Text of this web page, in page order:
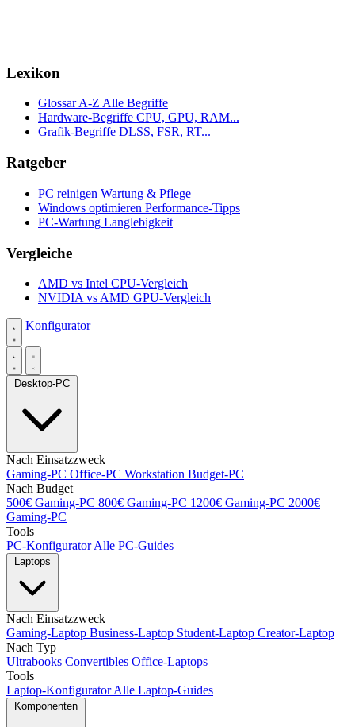
Lexikon
Glossar A-Z Alle Begriffe
Hardware-Begriffe CPU, GPU, RAM...
Grafik-Begriffe DLSS, FSR, RT...
Ratgeber
PC reinigen Wartung & Pflege
Windows optimieren Performance-Tipps
PC-Wartung Langlebigkeit
Vergleiche
AMD vs Intel CPU-Vergleich
NVIDIA vs AMD GPU-Vergleich
Konfigurator
Desktop-PC
Nach Einsatzzweck
Gaming-PC Office-PC Workstation Budget-PC
Nach Budget
500€ Gaming-PC 800€ Gaming-PC 1200€ Gaming-PC 2000€
Gaming-PC
Tools
PC-KonfiguratorAlle PC-Guides
Laptops
Nach Einsatzzweck
Gaming-Laptop Business-Laptop Student-Laptop Creator-Laptop
Nach Typ
Ultrabooks Convertibles Office-Laptops
Tools
Laptop-KonfiguratorAlle Laptop-Guides
Komponenten